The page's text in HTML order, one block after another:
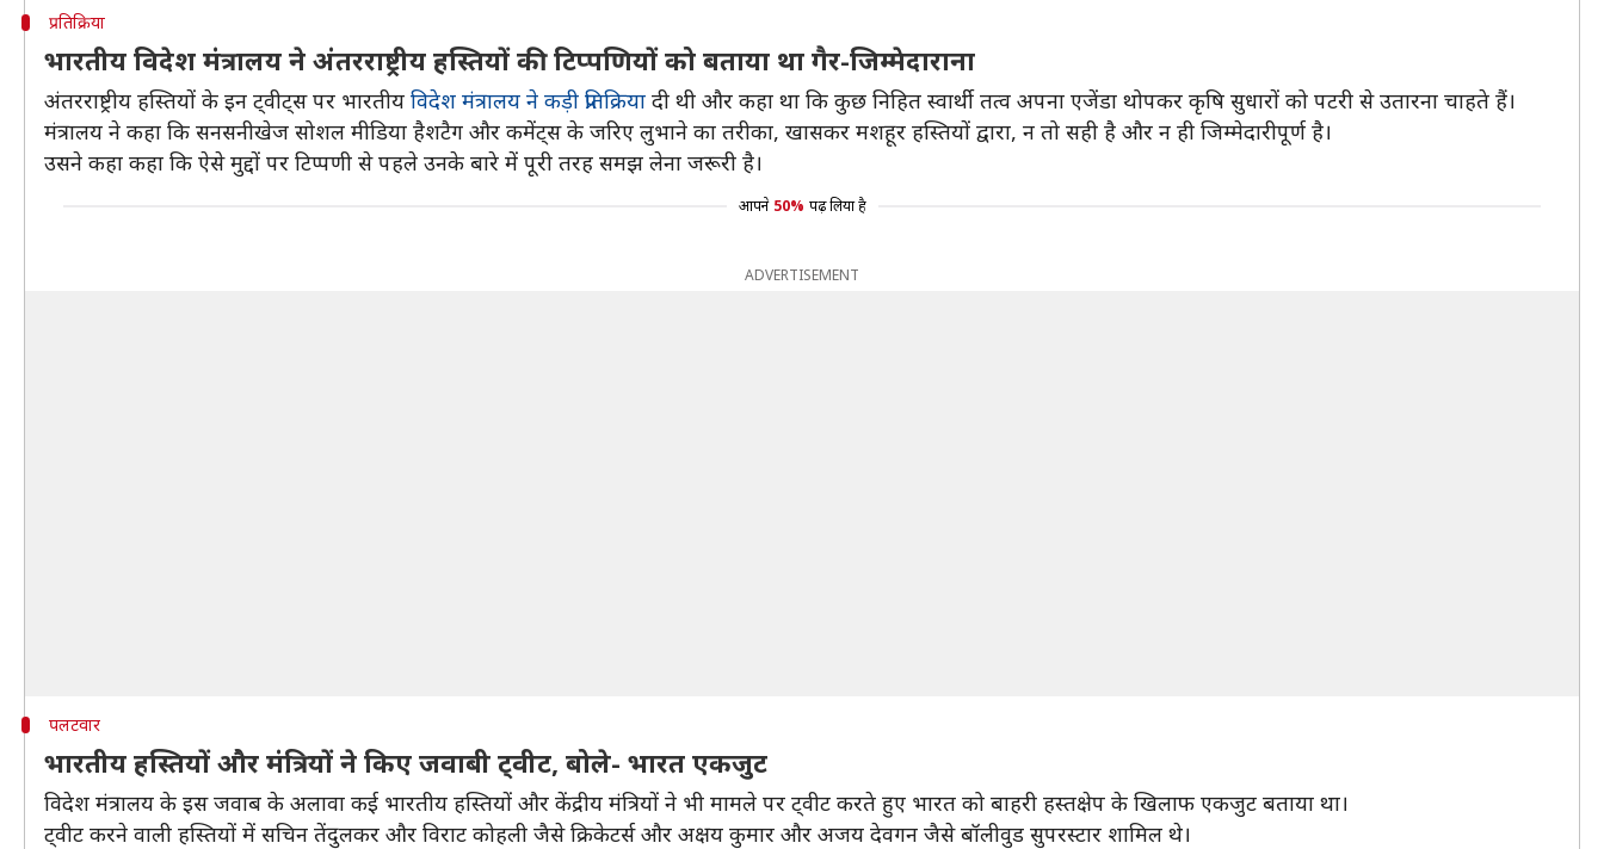
प्रतिक्रिया
भारतीय विदेश मंत्रालय ने अंतरराष्ट्रीय हस्तियों की टिप्पणियों को बताया था गैर-जिम्मेदाराना
अंतरराष्ट्रीय हस्तियों के इन ट्वीट्स पर भारतीय विदेश मंत्रालय ने कड़ी प्रतिक्रिया दी थी और कहा था कि कुछ निहित स्वार्थी तत्व अपना एजेंडा थोपकर कृषि सुधारों को पटरी से उतारना चाहते हैं।
मंत्रालय ने कहा कि सनसनीखेज सोशल मीडिया हैशटैग और कमेंट्स के जरिए लुभाने का तरीका, खासकर मशहूर हस्तियों द्वारा, न तो सही है और न ही जिम्मेदारीपूर्ण है।
उसने कहा कहा कि ऐसे मुद्दों पर टिप्पणी से पहले उनके बारे में पूरी तरह समझ लेना जरूरी है।
आपने 50% पढ़ लिया है
ADVERTISEMENT
पलटवार
भारतीय हस्तियों और मंत्रियों ने किए जवाबी ट्वीट, बोले- भारत एकजुट
विदेश मंत्रालय के इस जवाब के अलावा कई भारतीय हस्तियों और केंद्रीय मंत्रियों ने भी मामले पर ट्वीट करते हुए भारत को बाहरी हस्तक्षेप के खिलाफ एकजुट बताया था।
ट्वीट करने वाली हस्तियों में सचिन तेंदुलकर और विराट कोहली जैसे क्रिकेटर्स और अक्षय कुमार और अजय देवगन जैसे बॉलीवुड सुपरस्टार शामिल थे।